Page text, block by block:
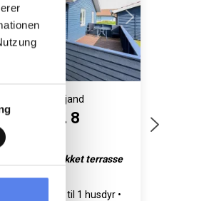
Indlæser...
6016 • Sdr. Fjand
Strand 8
med overdækket terrasse
Op til 1 husdyr